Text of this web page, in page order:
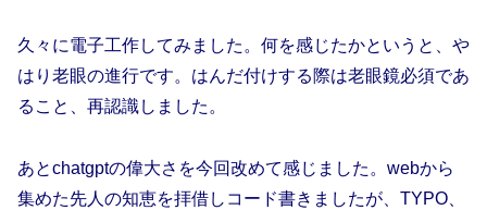
久々に電子工作してみました。何を感じたかというと、や
はり老眼の進行です。はんだ付けする際は老眼鏡必須であ
ること、再認識しました。
あとchatgptの偉大さを今回改めて感じました。webから
集めた先人の知恵を拝借しコード書きましたが、TYPO、